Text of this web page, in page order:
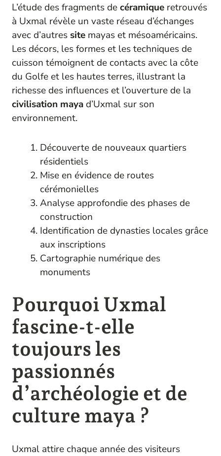
L’étude des fragments decéramique retrouvés
à Uxmal révèle un vaste réseau d’échanges
avec d’autres site mayas et mésoaméricains.
Les décors, les formes et les techniques de
cuisson témoignent de contacts avec la côte
du Golfe et les hautes terres, illustrant la
richesse des influences et l’ouverture de la
civilisation maya d’Uxmal sur son
environnement.
Découverte de nouveaux quartiers
résidentiels
Mise en évidence de routes
cérémonielles
Analyse approfondie des phases de
construction
Identification de dynasties locales grâce
aux inscriptions
Cartographie numérique des
monuments
Pourquoi Uxmal
fascine-t-elle
toujours les
passionnés
d’archéologie et de
culture maya ?
Uxmal attire chaque année des visiteurs